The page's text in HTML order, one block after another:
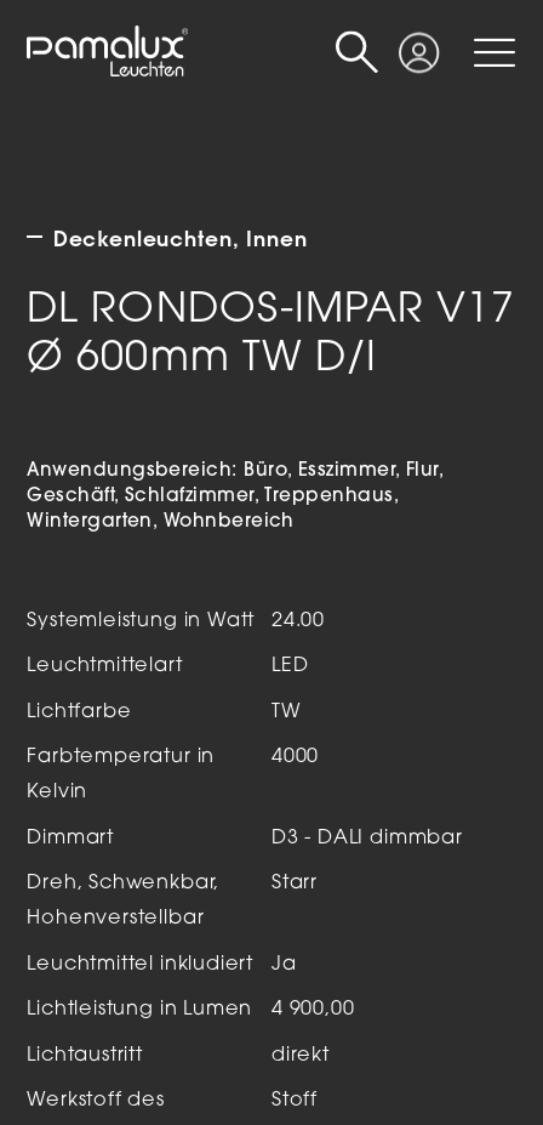
Login
Suche
Deckenleuchten Innen
DL RONDOS-IMPAR V17
Ø 600mm TW D/I
Anwendungsbereich: Büro Esszimmer
Flur
Geschäft Schlafzimmer
Treppenhaus
Wintergarten
Wohnbereich
Systemleistung in Watt 24.00
Leuchtmittelart LED
Lichtfarbe TW
Farbtemperatur in
Kelvin
4000
Dimmart D3 - DALI dimmbar
Dreh, Schwenkbar,
Hohenverstellbar
Starr
Leuchtmittel inkludiert Ja
Lichtleistung in Lumen 4 900,00
Lichtaustritt direkt
Werkstoff des
Stoff